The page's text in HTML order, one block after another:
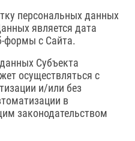
персональных данных
является дата
формы с Сайта.
Субъекта
осуществляться с
и/или без
в
законодательством